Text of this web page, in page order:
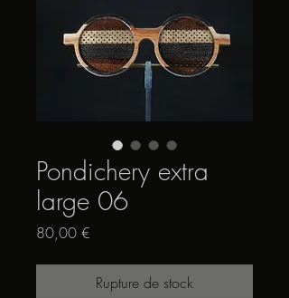
Pondichery extra
large 06
80,00 €
Rupture de stock